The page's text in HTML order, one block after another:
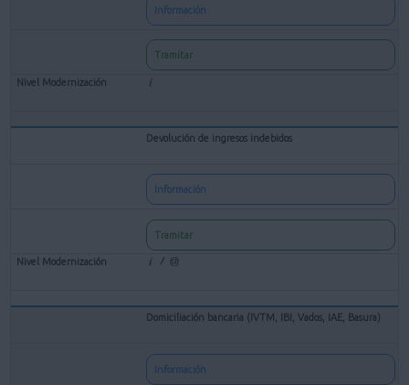
Información
Tramitar
Devolución de ingresos indebidos
Información
Tramitar
Domiciliación bancaria (IVTM, IBI, Vados, IAE, Basura)
Información